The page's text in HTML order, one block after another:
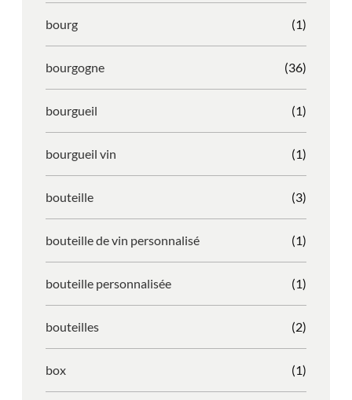
bourg (1)
bourgogne (36)
bourgueil (1)
bourgueil vin (1)
bouteille (3)
bouteille de vin personnalisé (1)
bouteille personnalisée (1)
bouteilles (2)
box (1)